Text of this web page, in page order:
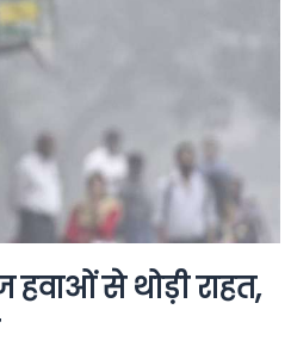
हवाओं से थोड़ी राहत,